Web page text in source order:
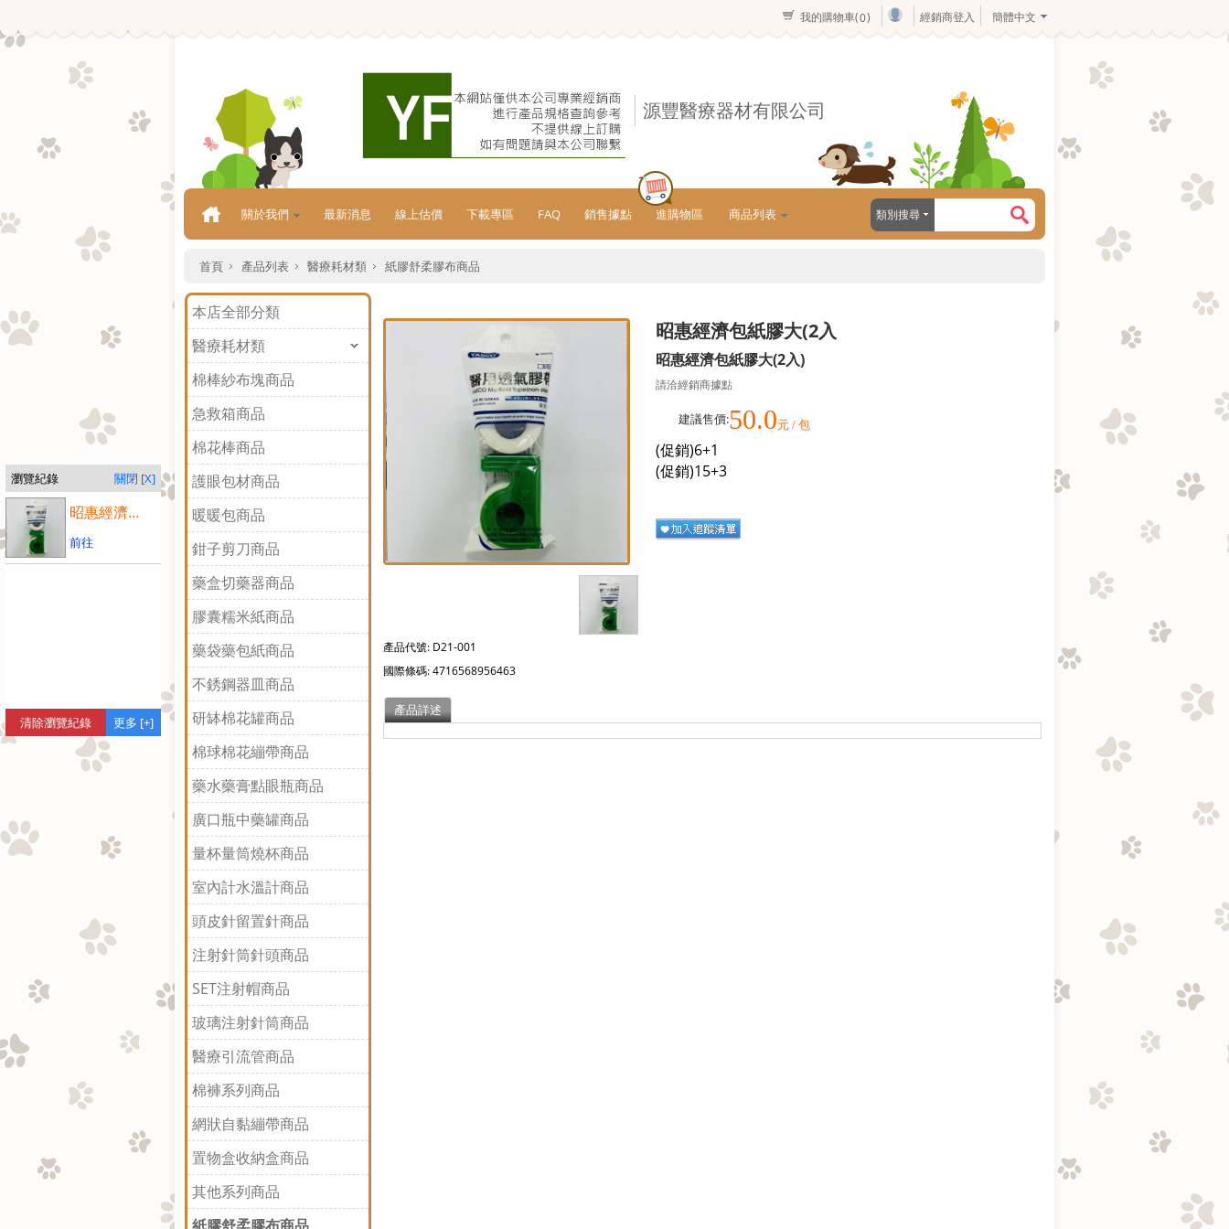
瀏覽紀錄 關閉 [X]
昭惠經濟包紙膠大(2入
前往
清除瀏覽紀錄 更多 [+]
源豐醫療器材有限公司
簡體中文
經銷商登入
我的購物車(0)
關於我們 最新消息 線上估價 下載專區 FAQ 銷售據點 進購物區 商品列表 類別搜尋
首頁 產品列表 醫療耗材類 紙膠舒柔膠布商品
本店全部分類
醫療耗材類
棉棒紗布塊商品
急救箱商品
棉花棒商品
護眼包材商品
暖暖包商品
鉗子剪刀商品
藥盒切藥器商品
膠囊糯米紙商品
藥袋藥包紙商品
不銹鋼器皿商品
研缽棉花罐商品
棉球棉花繃帶商品
藥水藥膏點眼瓶商品
廣口瓶中藥罐商品
量杯量筒燒杯商品
室內計水溫計商品
頭皮針留置針商品
注射針筒針頭商品
SET注射帽商品
玻璃注射針筒商品
醫療引流管商品
棉褲系列商品
網狀自黏繃帶商品
置物盒收納盒商品
其他系列商品
昭惠經濟包紙膠大(2入
昭惠經濟包紙膠大(2入)
請洽經銷商據點
建議售價:50.0元 / 包
(促銷)6+1
(促銷)15+3
產品代號: D21-001
國際條碼:4716568956463
產品詳述